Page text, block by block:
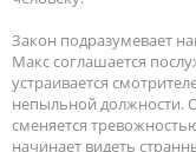
Закон подразумевает
Макс соглашается
устраивается
непыльной должности.
сменяется
начинает видеть